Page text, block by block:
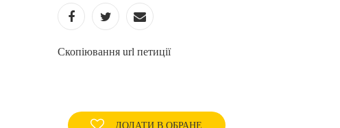
Скопіювання url петиції
ДОДАТИ В ОБРАНЕ